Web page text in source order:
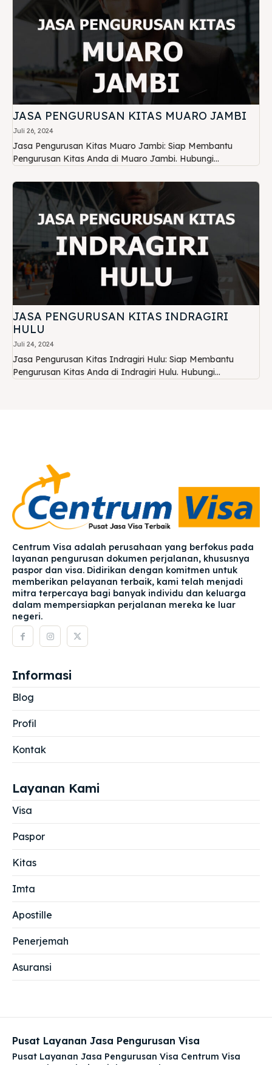
JASA PENGURUSAN KITAS MUARO JAMBI
Juli 26, 2024
Jasa Pengurusan Kitas Muaro Jambi: Siap Membantu
Pengurusan Kitas Anda di Muaro Jambi. Hubungi...
JASA PENGURUSAN KITAS INDRAGIRI
HULU
Juli 24, 2024
Jasa Pengurusan Kitas Indragiri Hulu: Siap Membantu
Pengurusan Kitas Anda di Indragiri Hulu. Hubungi...
Centrum Visa adalah perusahaan yang berfokus pada
layanan pengurusan dokumen perjalanan, khususnya
paspor dan visa. Didirikan dengan komitmen untuk
memberikan pelayanan terbaik, kami telah menjadi
mitra terpercaya bagi banyak individu dan keluarga
dalam mempersiapkan perjalanan mereka ke luar
negeri.
Informasi
Blog
Profil
Kontak
Layanan Kami
Visa
Paspor
Kitas
Imta
Apostille
Penerjemah
Asuransi
Pusat Layanan Jasa Pengurusan Visa
Pusat Layanan Jasa Pengurusan Visa Centrum Visa